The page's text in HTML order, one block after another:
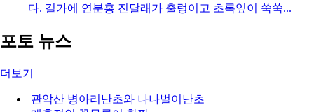
다. 길가에 연분홍 진달래가 출렁이고 초록잎이 쑥쑥...
포토 뉴스
더보기
관악산 병아리난초와 나나벌이난초